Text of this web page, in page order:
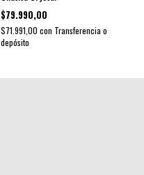
$79.990,00
$71.991,00 con Transferencia o
depósito